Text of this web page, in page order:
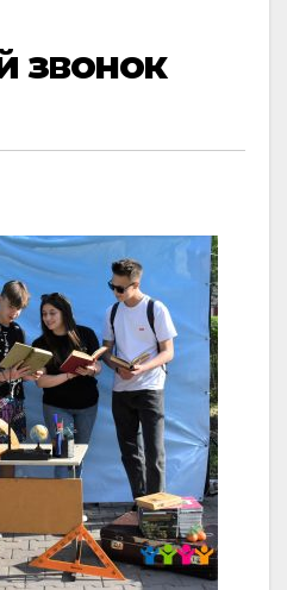
звонок